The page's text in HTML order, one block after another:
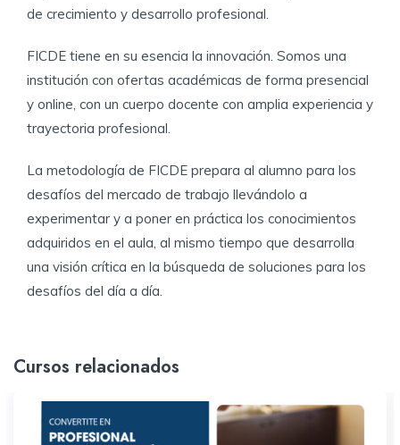
de crecimiento y desarrollo profesional.
​FICDE tiene en su esencia la innovación. Somos una
institución con ofertas académicas de forma presencial
y online, con un cuerpo docente con amplia experiencia y
trayectoria profesional.​​
​La metodología de FICDE prepara al alumno para los
desafíos del mercado de trabajo llevándolo a
experimentar y a poner en práctica los conocimientos
adquiridos en el aula, al mismo tiempo que desarrolla
una visión crítica en la búsqueda de soluciones para los
desafíos del día a día.​
Cursos relacionados